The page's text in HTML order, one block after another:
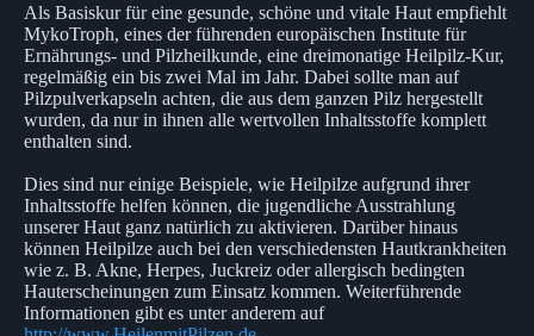
Als Basiskur für eine gesunde, schöne und vitale Haut empfiehlt
MykoTroph, eines der führenden europäischen Institute für
Ernährungs- und Pilzheilkunde, eine dreimonatige Heilpilz-Kur,
regelmäßig ein bis zwei Mal im Jahr. Dabei sollte man auf
Pilzpulverkapseln achten, die aus dem ganzen Pilz hergestellt
wurden, da nur in ihnen alle wertvollen Inhaltsstoffe komplett
enthalten sind.
Dies sind nur einige Beispiele, wie Heilpilze aufgrund ihrer
Inhaltsstoffe helfen können, die jugendliche Ausstrahlung
unserer Haut ganz natürlich zu aktivieren. Darüber hinaus
können Heilpilze auch bei den verschiedensten Hautkrankheiten
wie z. B. Akne, Herpes, Juckreiz oder allergisch bedingten
Hauterscheinungen zum Einsatz kommen. Weiterführende
Informationen gibt es unter anderem auf